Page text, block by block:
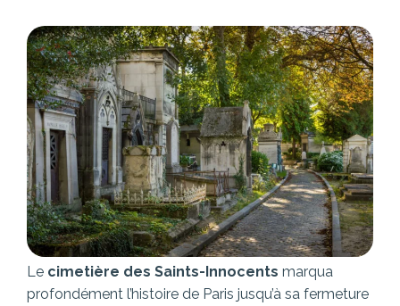
Le cimetière des Saints-Innocents marqua
profondément l’histoire de Paris jusqu’à sa fermeture